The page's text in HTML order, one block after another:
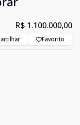
R$ 1.100.000,00
Favorito